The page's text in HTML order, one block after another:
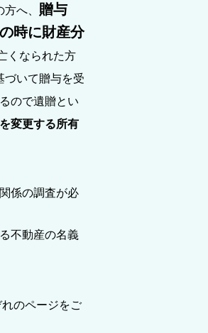
へ、 贈与
時に財産分
くなられた方
づいて贈与を受
ので遺贈とい
変更する所有
係の調査が必
不動産の名義
のページをご